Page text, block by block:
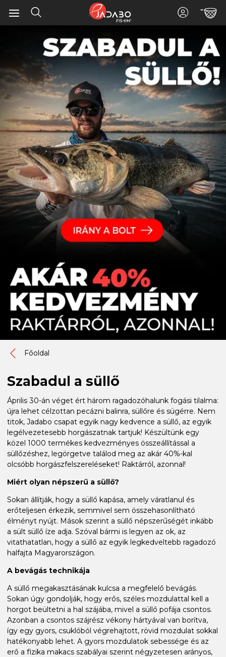
Főoldal
Szabadul a süllő
Április 30-án véget ért három ragadozóhalunk fogási tilalma:
újra lehet célzottan pecázni balinra, süllőre és sügérre. Nem
titok, Jadabo csapat egyik nagy kedvence a süllő, az egyik
legélvezetesebb horgászatnak tartjuk! Készültünk egy
közel 1000 termékes kedvezményes összeállítással a
süllőzéshez, legörgetve találod meg az akár 40%-kal
olcsóbb horgászfelszereléseket! Raktárról, azonnal!
Miért olyan népszerű a süllő?
Sokan állítják, hogy a süllő kapása, amely váratlanul és
erőteljesen érkezik, semmivel sem összehasonlítható
élményt nyújt. Mások szerint a süllő népszerűségét inkább
a sült süllő íze adja. Szóval bármi is legyen az ok, az
vitathatatlan, hogy a süllő az egyik legkedveltebb ragadozó
halfajta Magyarországon.
A bevágás technikája
A süllő megakasztásának kulcsa a megfelelő bevágás.
Sokan úgy gondolják, hogy erős, széles mozdulattal kell a
horgot beültetni a hal szájába, mivel a süllő pofája csontos.
Azonban a csontos szájrész vékony hártyával van borítva,
így egy gyors, csuklóból végrehajtott, rövid mozdulat sokkal
hatékonyabb lehet. A gyors mozdulatok sebessége és az
erő a fizika makacs szabályai szerint négyzetesen arányos,